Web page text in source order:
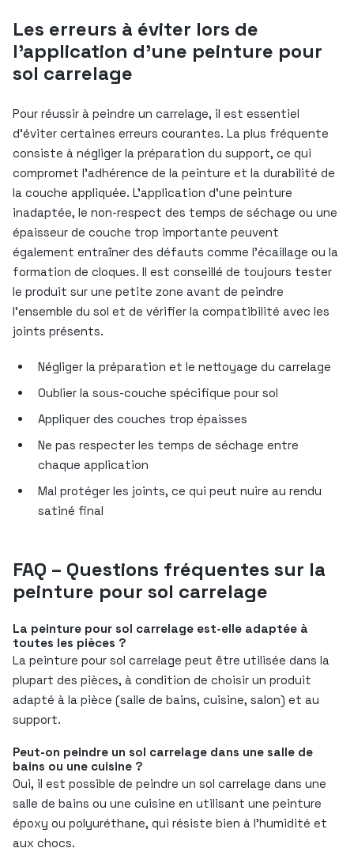
Les erreurs à éviter lors de
l’application d’une peinture pour
sol carrelage
Pour réussir à peindre un carrelage, il est essentiel
d’éviter certaines erreurs courantes. La plus fréquente
consiste à négliger la préparation du support, ce qui
compromet l’adhérence de la peinture et la durabilité de
la couche appliquée. L’application d’une peinture
inadaptée, le non-respect des temps de séchage ou une
épaisseur de couche trop importante peuvent
également entraîner des défauts comme l’écaillage ou la
formation de cloques. Il est conseillé de toujours tester
le produit sur une petite zone avant de peindre
l’ensemble du sol et de vérifier la compatibilité avec les
joints présents.
Négliger la préparation et le nettoyage du carrelage
Oublier la sous-couche spécifique pour sol
Appliquer des couches trop épaisses
Ne pas respecter les temps de séchage entre
chaque application
Mal protéger les joints, ce qui peut nuire au rendu
satiné final
FAQ – Questions fréquentes sur la
peinture pour sol carrelage
La peinture pour sol carrelage est-elle adaptée à
toutes les pièces ?
La peinture pour sol carrelage peut être utilisée dans la
plupart des pièces, à condition de choisir un produit
adapté à la pièce (salle de bains, cuisine, salon) et au
support.
Peut-on peindre un sol carrelage dans une salle de
bains ou une cuisine ?
Oui, il est possible de peindre un sol carrelage dans une
salle de bains ou une cuisine en utilisant une peinture
époxy ou polyuréthane, qui résiste bien à l’humidité et
aux chocs.